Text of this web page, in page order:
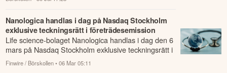
Nanologica handlas i dag på Nasdaq Stockholm
exklusive teckningsrätt i företrädesemission
Life science-bolaget Nanologica handlas i dag den 6
mars på Nasdaq Stockholm exklusive teckningsrätt i
företrädesemission.
Finwire / Börskollen • 06 Mar 05:11